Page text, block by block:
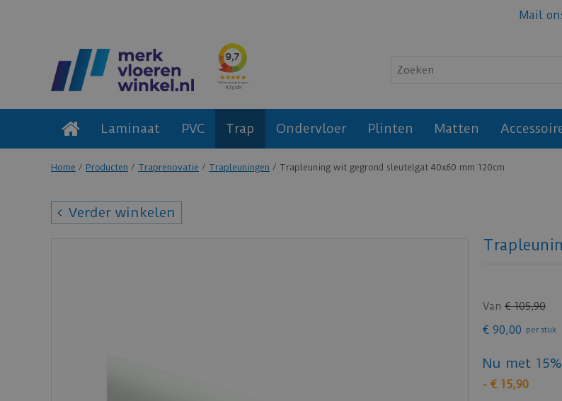
Home Producten Traprenovatie Trapleuningen Trapleuning wit gegrond sleutelgat 40x60 mm 120cm
Mail
Laminaat PVC Trap Ondervloer Plinten Matten
Verder winkelen
Van € 105,90
€ 90,00 per stuk
Nu met
- € 15,90